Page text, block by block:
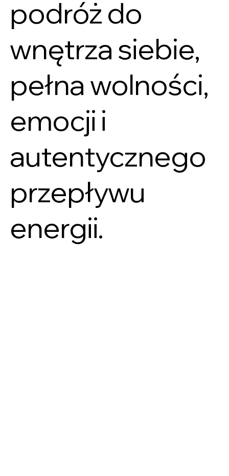
podróż do
wnętrza siebie,
pełna wolności,
emocji i
autentycznego
przepływu
energii.